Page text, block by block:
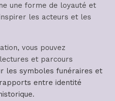
une forme de loyauté et
les acteurs et les
vous pouvez
et parcours
les symboles funéraires et
rapports entre identité
.